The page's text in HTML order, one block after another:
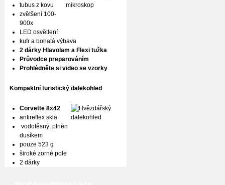
tubus z kovu
zvětšení 100-
900x
LED osvětlení
kufr a bohatá výbava
2 dárky Hlavolam a Flexi tužka
Průvodce preparováním
Prohlédněte si video se vzorky
Kompaktní turistický dalekohled
Corvette 8x42
antireflex skla
vodotěsný, plněn
dusíkem
pouze 523 g
široké zorné pole
2 dárky